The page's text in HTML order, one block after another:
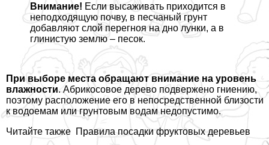
Внимание! Если высаживать приходится в
неподходящую почву, в песчаный грунт
добавляют слой перегноя на дно лунки, а в
глинистую землю – песок.
При выборе места обращают внимание на уровень
влажности. Абрикосовое дерево подвержено гниению,
поэтому расположение его в непосредственной близости
к водоемам или грунтовым водам недопустимо.
Читайте также Правила посадки фруктовых деревьев